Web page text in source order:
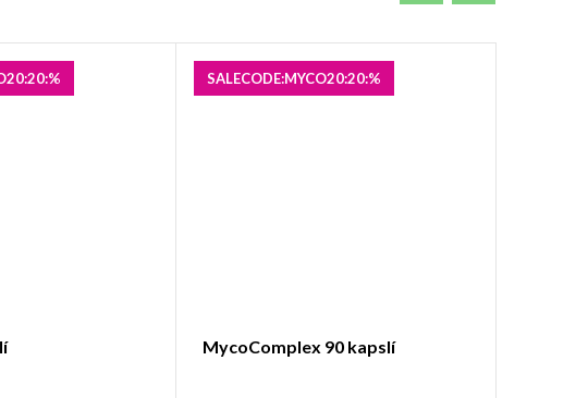
SALECODE:MYCO20:20:%
MycoComplex 90 kapslí